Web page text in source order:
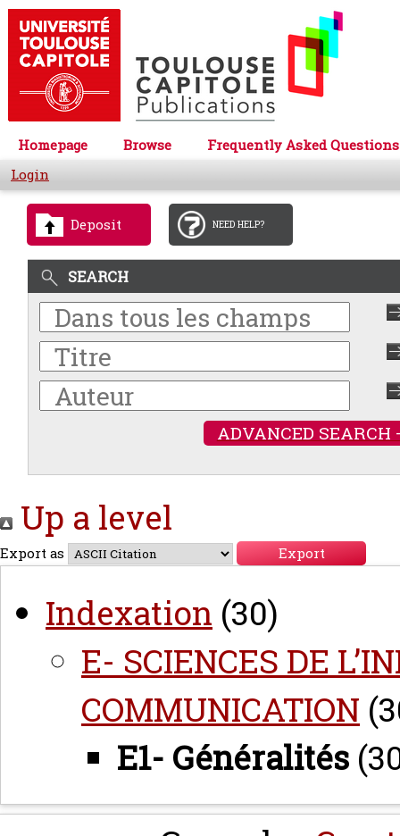
Homepage Browse
Frequently Asked Questions
Login
Deposit NEED HELP?
SEARCH
ADVANCED SEARCH
Up a level
Export as
Indexation (30)
E- SCIENCES DE
COMMUNICATION
E1- Généralités